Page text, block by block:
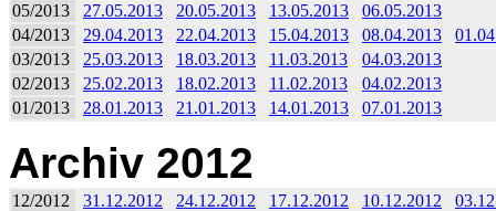
05/2013
27.05.2013 20.05.2013 13.05.2013
06.05.2013
04/2013
29.04.2013 22.04.2013 15.04.2013 08.04.2013
03/2013
25.03.2013 18.03.2013 11.03.2013
04.03.2013
02/2013
25.02.2013 18.02.2013 11.02.2013
04.02.2013
01/2013
28.01.2013 21.01.2013 14.01.2013 07.01.2013
Archiv 2012
12/2012 31.12.2012 24.12.2012 17.12.2012 10.12.2012